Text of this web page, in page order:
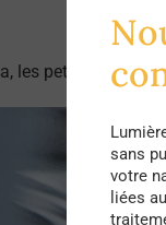
les petits taxis
sans
votre
liées